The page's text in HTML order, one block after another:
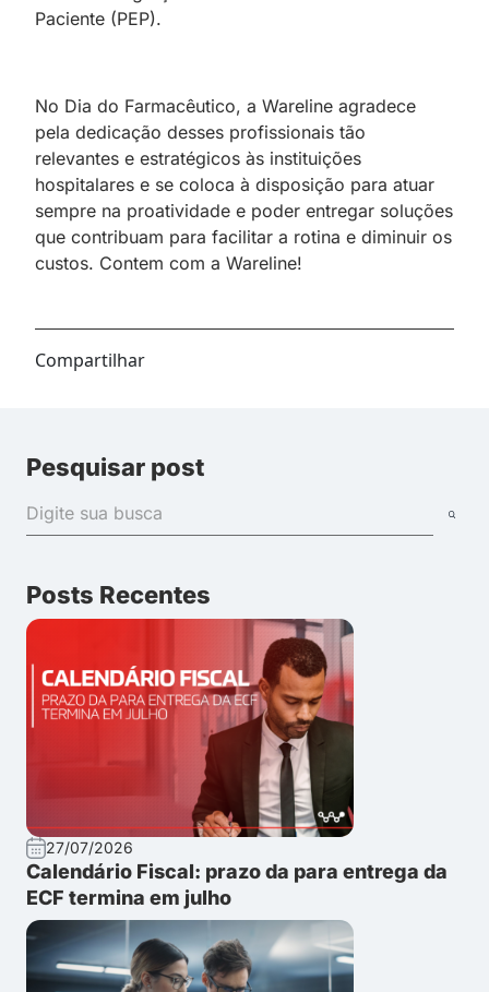
Paciente (PEP).
No Dia do Farmacêutico, a Wareline agradece
pela dedicação desses profissionais tão
relevantes e estratégicos às instituições
hospitalares e se coloca à disposição para atuar
sempre na proatividade e poder entregar soluções
que contribuam para facilitar a rotina e diminuir os
custos. Contem com a Wareline!
Compartilhar
Pesquisar post
Posts Recentes
27/07/2026
Calendário Fiscal: prazo da para entrega da
ECF termina em julho